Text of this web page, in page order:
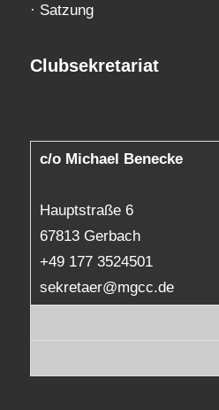
· Satzung
Clubsekretariat
c/o Michael Benecke
Hauptstraße 6
67813 Gerbach
+49 177 3524501
sekretaer@mgcc.de